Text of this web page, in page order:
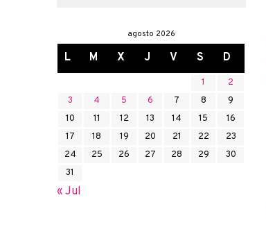
agosto 2026
L M X J V S D
1
2
3
4 5 6 7 8
9
10
11 12 13 14 15
16
17
18 19 20 21 22
23
24
25 26 27 28 29
30
31
« Jul